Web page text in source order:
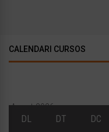
CALENDARI CURSOS
Agost 2026
DL
DT DC